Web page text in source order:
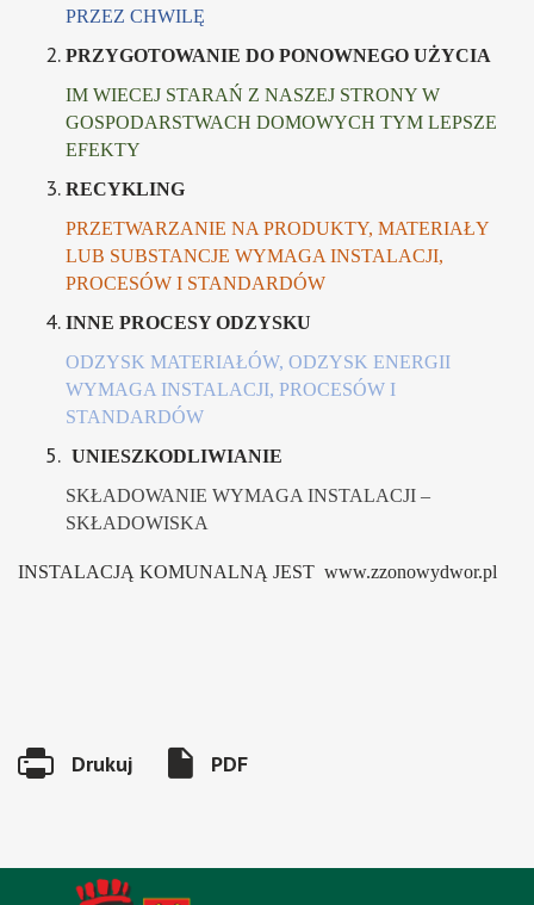
PRZEZ CHWILĘ
PRZYGOTOWANIE DO PONOWNEGO UŻYCIA
IM WIECEJ STARAŃ Z NASZEJ STRONY W
GOSPODARSTWACH DOMOWYCH TYM LEPSZE
EFEKTY
RECYKLING
PRZETWARZANIE NA PRODUKTY, MATERIAŁY
LUB SUBSTANCJE WYMAGA INSTALACJI,
PROCESÓW I STANDARDÓW
INNE PROCESY ODZYSKU
ODZYSK MATERIAŁÓW, ODZYSK ENERGII
WYMAGA INSTALACJI, PROCESÓW I
STANDARDÓW
UNIESZKODLIWIANIE
SKŁADOWANIE WYMAGA INSTALACJI –
SKŁADOWISKA
INSTALACJĄ KOMUNALNĄ JEST www.zzonowydwor.pl
Drukuj
open
PDF